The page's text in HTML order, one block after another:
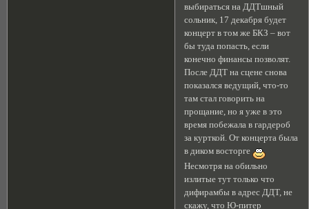
выбираться на ДДТшный
сольник, 17 декабря будет
концерт в том же БКЗ – вот
бы туда попасть, если
конечно финансы позволят.
После ДДТ на сцене снова
показался ведущий, что-то
там стал говорить на
прощание, но я уже в это
время побежала в гардероб
за курткой. От концерта была
в диком восторге
Несмотря на обильно
излитые тут только что
дифирамбы в адрес ДДТ, не
скажу, что Ю-питер